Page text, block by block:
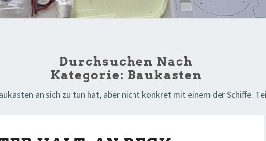
Durchsuchen Nach
Kategorie: Baukasten
an sich zu tun hat, aber nicht konkret mit einem der Schiffe.